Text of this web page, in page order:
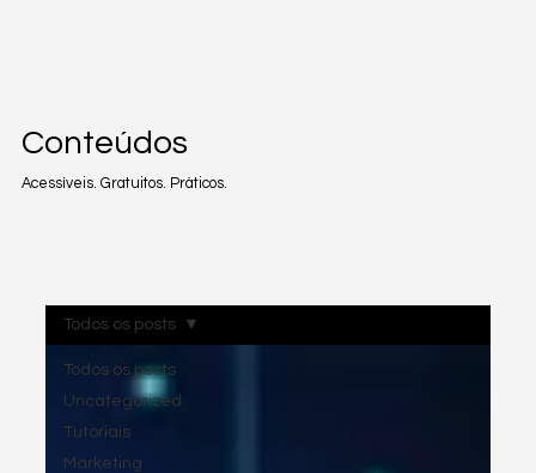
Conteúdos
Acessíveis. Gratuitos. Práticos.
Todos os posts
Uncategorized
Tutoriais
Marketing
Todos os posts